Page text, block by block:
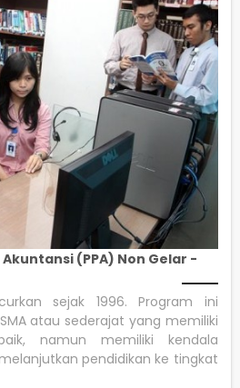
(PPA) Non Gelar -
sejak 1996. Program ini
atau sederajat yang memiliki
namun memiliki kendala
pendidikan ke tingkat